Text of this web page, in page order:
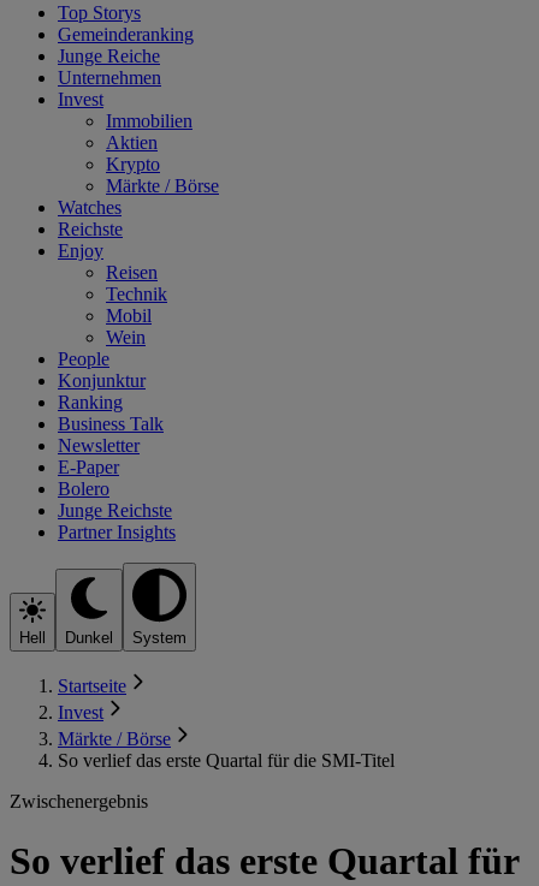
Top Storys
Gemeinderanking
Junge Reiche
Unternehmen
Invest
Immobilien
Aktien
Krypto
Märkte / Börse
Watches
Reichste
Enjoy
Reisen
Technik
Mobil
Wein
People
Konjunktur
Ranking
Business Talk
Newsletter
E-Paper
Bolero
Junge Reichste
Partner Insights
Hell Dunkel System
Startseite
Invest
Märkte / Börse
So verlief das erste Quartal für die SMI-Titel
Zwischenergebnis
So verlief das erste Quartal für